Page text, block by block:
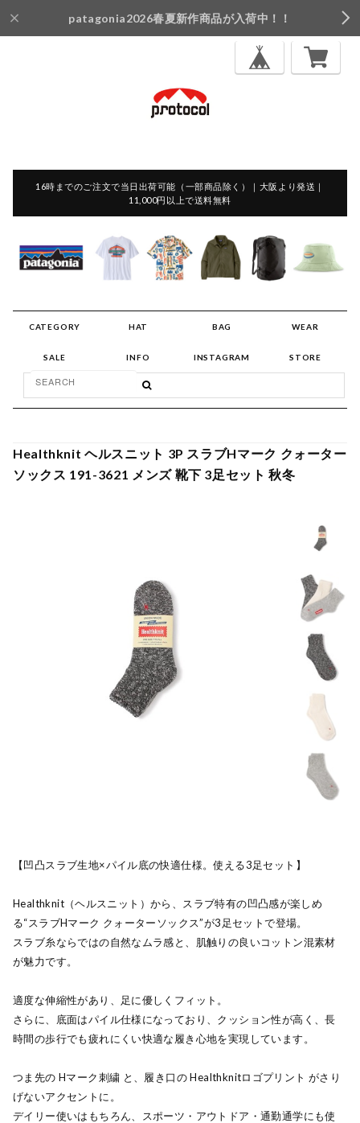
patagonia2026春夏新作商品が入荷中！！
16時までのご注文で当日出荷可能（一部商品除く）｜大阪より発送｜
11,000円以上で送料無料
CATEGORY HAT BAG WEAR
SALE INFO INSTAGRAM STORE
Healthknit ヘルスニット 3P スラブHマーク クォーター
ソックス 191-3621 メンズ 靴下 3足セット 秋冬
【凹凸スラブ生地×パイル底の快適仕様。使える3足セット】
Healthknit（ヘルスニット）から、スラブ特有の凹凸感が楽しめ
る“スラブHマーク クォーターソックス”が3足セットで登場。
スラブ糸ならではの自然なムラ感と、肌触りの良いコットン混素材
が魅力です。
適度な伸縮性があり、足に優しくフィット。
さらに、底面はパイル仕様になっており、クッション性が高く、長
時間の歩行でも疲れにくい快適な履き心地を実現しています。
つま先の Hマーク刺繍 と、履き口の Healthknitロゴプリント がさり
げないアクセントに。
デイリー使いはもちろん、スポーツ・アウトドア・通勤通学にも使